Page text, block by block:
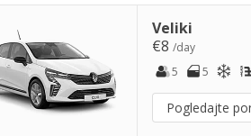
Veliki
€8 /day
5
5
Pogledajte